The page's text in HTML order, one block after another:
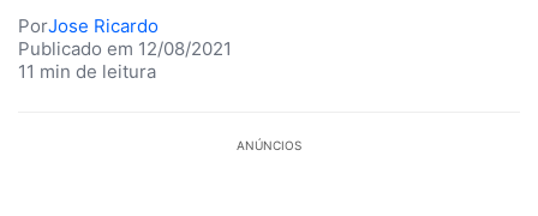
PorJose Ricardo
Publicado em 12/08/2021
11 min de leitura
ANÚNCIOS